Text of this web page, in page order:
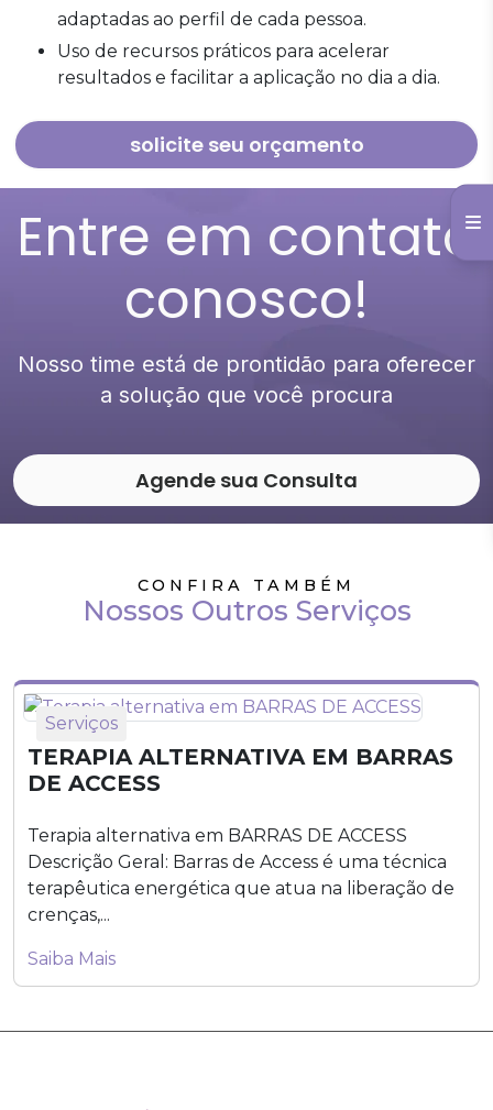
adaptadas ao perfil de cada pessoa.
Uso de recursos práticos para acelerar
resultados e facilitar a aplicação no dia a dia.
solicite seu orçamento
Entre em contato
conosco!
Nosso time está de prontidão para oferecer
a solução que você procura
Agende sua Consulta
CONFIRA TAMBÉM
Nossos Outros Serviços
Serviços
TERAPIA ALTERNATIVA EM BARRAS
DE ACCESS
Terapia alternativa em BARRAS DE ACCESS
Descrição Geral: Barras de Access é uma técnica
terapêutica energética que atua na liberação de
crenças,...
Saiba Mais